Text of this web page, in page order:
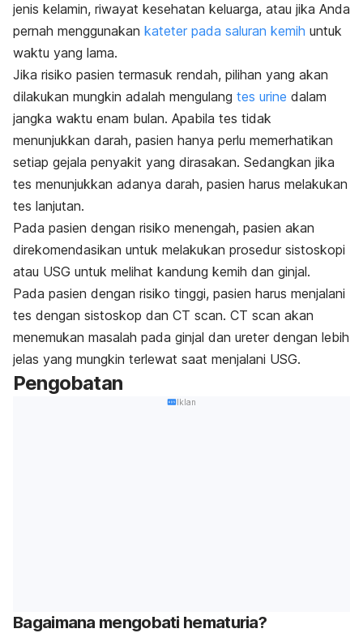
jenis kelamin, riwayat kesehatan keluarga, atau jika Anda
pernah menggunakan kateter pada saluran kemih untuk
waktu yang lama.
Jika risiko pasien termasuk rendah, pilihan yang akan
dilakukan mungkin adalah mengulang tes urine dalam
jangka waktu enam bulan. Apabila tes tidak
menunjukkan darah, pasien hanya perlu memerhatikan
setiap gejala penyakit yang dirasakan. Sedangkan jika
tes menunjukkan adanya darah, pasien harus melakukan
tes lanjutan.
Pada pasien dengan risiko menengah, pasien akan
direkomendasikan untuk melakukan prosedur sistoskopi
atau USG untuk melihat kandung kemih dan ginjal.
Pada pasien dengan risiko tinggi, pasien harus menjalani
tes dengan sistoskop dan CT scan. CT scan akan
menemukan masalah pada ginjal dan ureter dengan lebih
jelas yang mungkin terlewat saat menjalani USG.
Pengobatan
Iklan
Bagaimana mengobati hematuria?